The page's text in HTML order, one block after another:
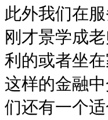
此外我们在
刚才景学成
利的或者坐
这样的金融
们还有一个